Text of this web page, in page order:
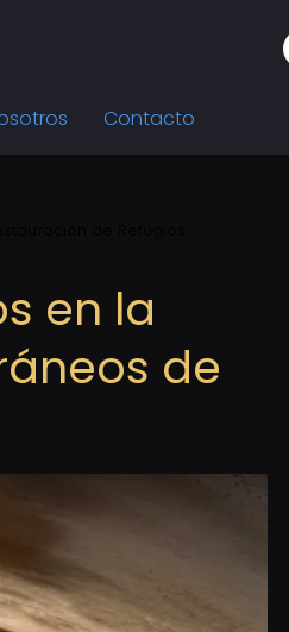
Contacto
en la
de